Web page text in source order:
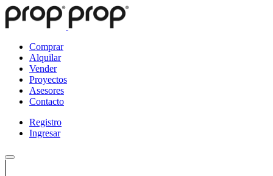
Comprar
Alquilar
Vender
Proyectos
Asesores
Contacto
Registro
Ingresar